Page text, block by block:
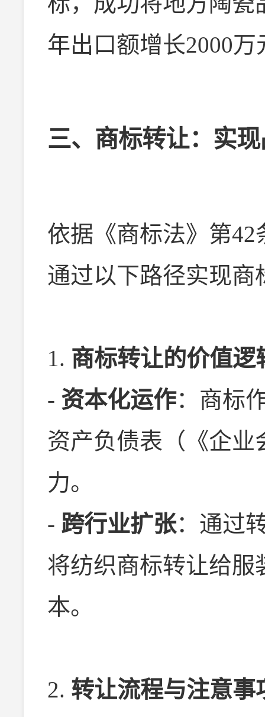
年出口额增长2000万
三、商标转让：实
依据《商标法》第
通过以下路径实现商
1. 商标转让的价值逻
- 资本化运作：商标
资产负债表（《企
力。
- 跨行业扩张：通过
将纺织商标转让给服
本。
2. 转让流程与注意事